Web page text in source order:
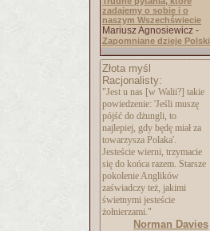
zadajemy o sobie i o
naszym Wszechświecie
Mariusz Agnosiewicz -
Zapomniane dzieje Polski
Złota myśl
Racjonalisty:
"Jest u nas [w Walii?] takie
powiedzenie: 'Jeśli muszę
pójść do dżungli, to
najlepiej, gdy będę miał za
towarzysza Polaka'.
Jesteście wierni, trzymacie
się do końca razem. Starsze
pokolenie Anglików
zaświadczy też, jakimi
świetnymi jesteście
żołnierzami."
Norman Davies